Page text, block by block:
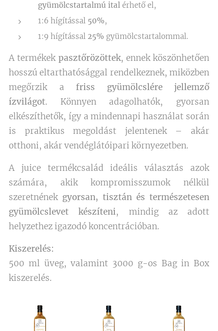
gyümölcstartalmú ital érhető el,
1:6 hígítással 50%,
1:9 hígítással 25% gyümölcstartalommal.
A termékek pasztőrözöttek, ennek köszönhetően
hosszú eltarthatósággal rendelkeznek, miközben
megőrzik a friss gyümölcslére jellemző
ízvilágot. Könnyen adagolhatók, gyorsan
elkészíthetők, így a mindennapi használat során
is praktikus megoldást jelentenek – akár
otthoni, akár vendéglátóipari környezetben.
A juice termékcsalád ideális választás azok
számára, akik kompromisszumok nélkül
szeretnének gyorsan, tisztán és természetesen
gyümölcslevet készíteni, mindig az adott
helyzethez igazodó koncentrációban.
Kiszerelés:
500 ml üveg, valamint 3000 g-os Bag in Box
kiszerelés.